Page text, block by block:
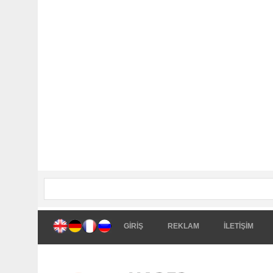
GİRİŞ REKLAM İLETİŞİM